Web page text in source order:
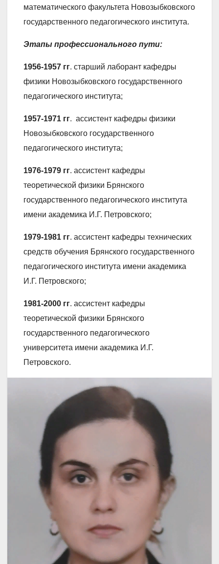
математического факультета Новозыбковского
государственного педагогического института.
Этапы профессионального пути:
1956-1957 гг. старший лаборант кафедры
физики Новозыбковского государственного
педагогического института;
1957-1971 гг. ассистент кафедры физики
Новозыбковского государственного
педагогического института;
1976-1979 гг. ассистент кафедры
теоретической физики Брянского
государственного педагогического института
имени академика И.Г. Петровского;
1979-1981 гг. ассистент кафедры технических
средств обучения Брянского государственного
педагогического института имени академика
И.Г. Петровского;
1981-2000 гг. ассистент кафедры
теоретической физики Брянского
государственного педагогического
университета имени академика И.Г.
Петровского.